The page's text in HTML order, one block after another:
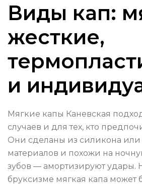
Виды кап:
жесткие,
и
Мягкие капы Каневская
случаев и для тех, кто
Они сделаны из силикона или
материалов и похожи на
зубов — амортизируют удары.
бруксизме мягкая капа может